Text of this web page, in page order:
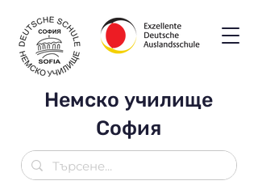
Немско училище
София